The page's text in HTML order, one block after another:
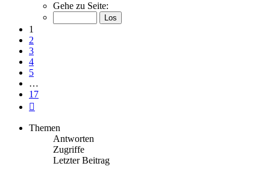
von
Gehe zu Seite:
1
2
3
4
5
…
17
Themen
Antworten
Zugriffe
Letzter Beitrag